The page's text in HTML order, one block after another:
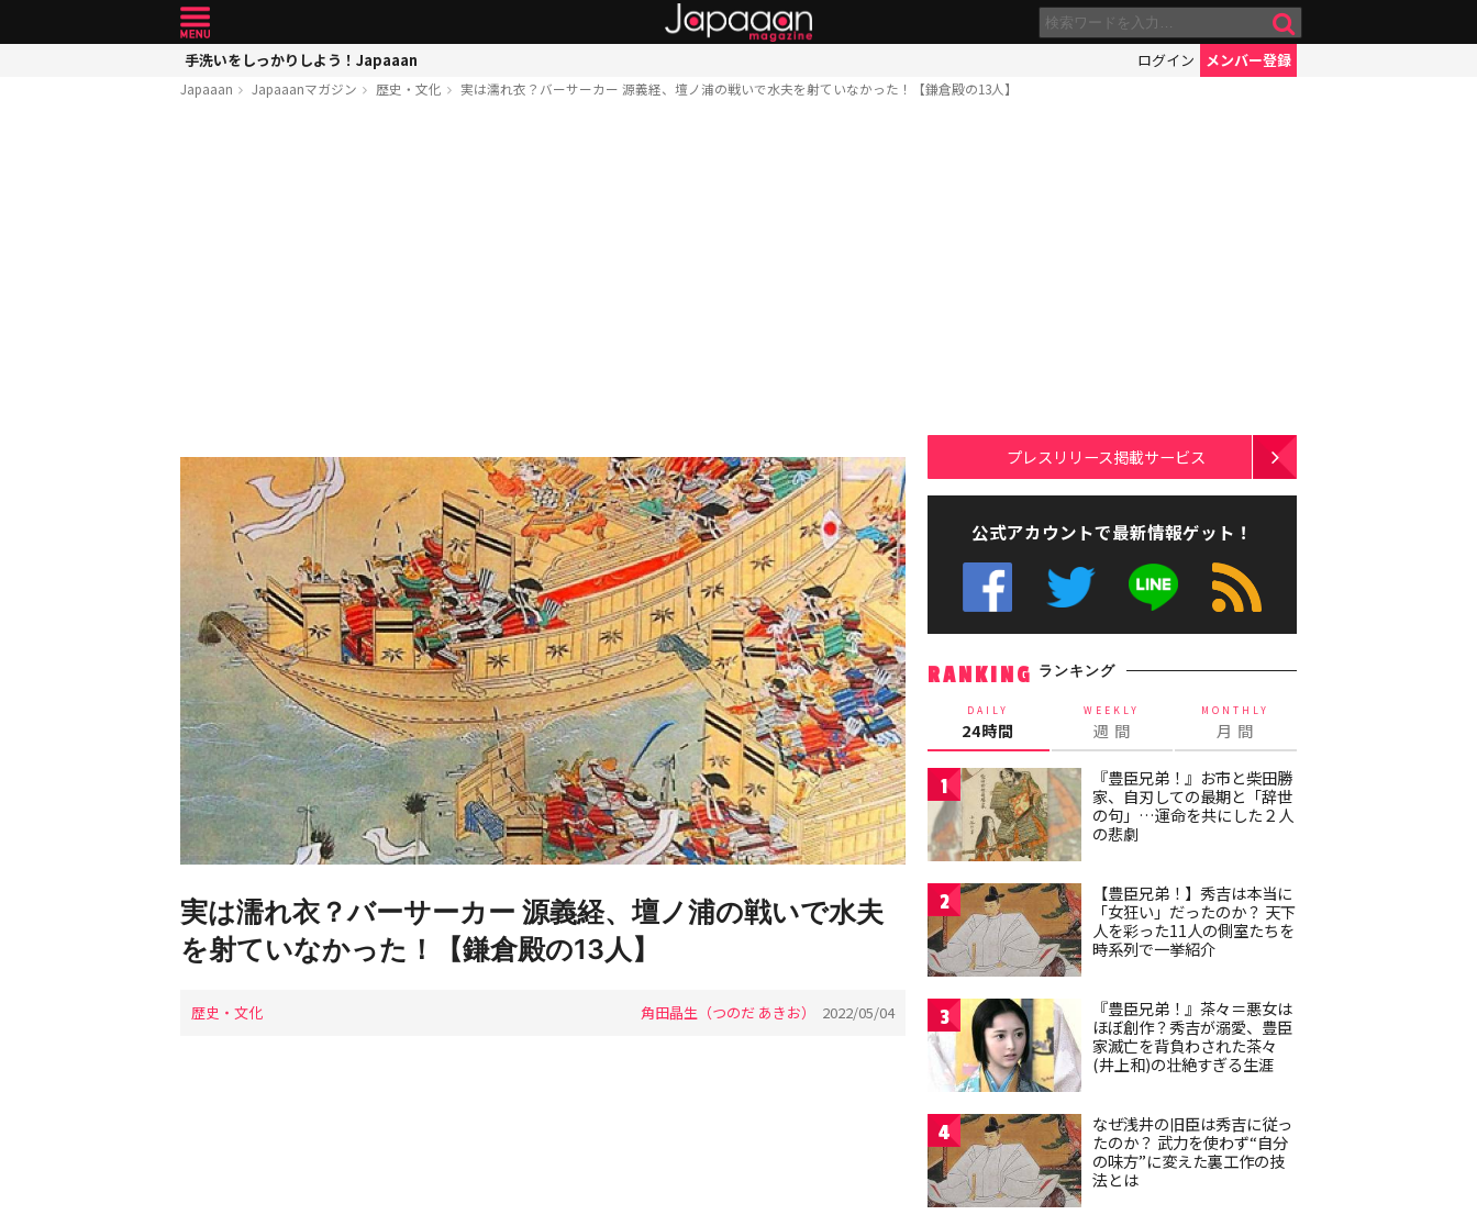
手洗いをしっかりしよう！Japaaan ログイン メンバー登録
Japaaan Japaaanマガジン 歴史・文化 実は濡れ衣？バーサーカー 源義経、壇ノ浦の戦いで水夫を射ていなかった！【鎌倉殿の13人】
実は濡れ衣？バーサーカー 源義経、壇ノ浦の戦いで水夫
を射ていなかった！【鎌倉殿の13人】
歴史・文化 角田晶生（つのだ あきお） 2022/05/04
プレスリリース掲載サービス
公式アカウントで最新情報ゲット！
RANKING ランキング
DAILY
24時間
WEEKLY
週 間
MONTHLY
月 間
1
『豊臣兄弟！』お市と柴田勝
家、自刃しての最期と「辞世
の句」…運命を共にした２人
の悲劇
2
【豊臣兄弟！】秀吉は本当に
「女狂い」だったのか？ 天下
人を彩った11人の側室たちを
時系列で一挙紹介
3
『豊臣兄弟！』茶々＝悪女は
ほぼ創作？秀吉が溺愛、豊臣
家滅亡を背負わされた茶々
(井上和)の壮絶すぎる生涯
4
なぜ浅井の旧臣は秀吉に従っ
たのか？ 武力を使わず“自分
の味方”に変えた裏工作の技
法とは